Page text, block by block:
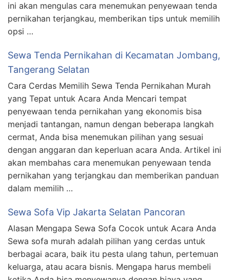
ini akan mengulas cara menemukan penyewaan tenda
pernikahan terjangkau, memberikan tips untuk memilih
opsi …
Sewa Tenda Pernikahan di Kecamatan Jombang,
Tangerang Selatan
Cara Cerdas Memilih Sewa Tenda Pernikahan Murah
yang Tepat untuk Acara Anda Mencari tempat
penyewaan tenda pernikahan yang ekonomis bisa
menjadi tantangan, namun dengan beberapa langkah
cermat, Anda bisa menemukan pilihan yang sesuai
dengan anggaran dan keperluan acara Anda. Artikel ini
akan membahas cara menemukan penyewaan tenda
pernikahan yang terjangkau dan memberikan panduan
dalam memilih …
Sewa Sofa Vip Jakarta Selatan Pancoran
Alasan Mengapa Sewa Sofa Cocok untuk Acara Anda
Sewa sofa murah adalah pilihan yang cerdas untuk
berbagai acara, baik itu pesta ulang tahun, pertemuan
keluarga, atau acara bisnis. Mengapa harus membeli